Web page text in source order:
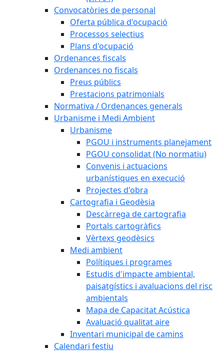
Convocatòries de personal
Oferta pública d'ocupació
Processos selectius
Plans d'ocupació
Ordenances fiscals
Ordenances no fiscals
Preus públics
Prestacions patrimonials
Normativa / Ordenances generals
Urbanisme i Medi Ambient
Urbanisme
PGOU i instruments planejament
PGOU consolidat (No normatiu)
Convenis i actuacions
urbanístiques en execució
Projectes d'obra
Cartografia i Geodèsia
Descàrrega de cartografia
Portals cartogràfics
Vèrtexs geodèsics
Medi ambient
Polítiques i programes
Estudis d'impacte ambiental,
paisatgístics i avaluacions del risc
ambientals
Mapa de Capacitat Acústica
Avaluació qualitat aire
Inventari municipal de camins
Calendari festiu